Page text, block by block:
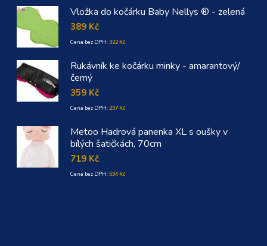
Vložka do kočárku Baby Nellys ® - zelená
389 Kč
Cena bez DPH:322Kč
Rukávník ke kočárku minky - amarantový/
černý
359 Kč
Cena bez DPH: 297Kč
Metoo Hadrová panenka XL s oušky v
bílých šatičkách, 70cm
719 Kč
Cena bez DPH:594Kč